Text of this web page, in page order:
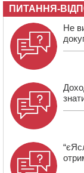
16:40 У
загиблих
16:07 До 1
розмітку
ПИТАННЯ-
Не